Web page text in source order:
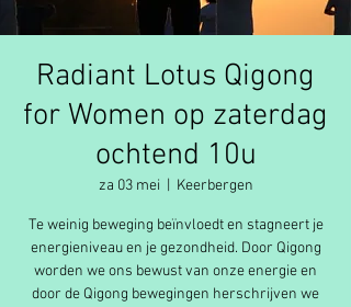
Radiant Lotus Qigong
for Women op zaterdag
ochtend 10u
za 03 mei Keerbergen
Te weinig beweging beïnvloedt en stagneert je
energieniveau en je gezondheid. Door Qigong
worden we ons bewust van onze energie en
door de Qigong bewegingen herschrijven we